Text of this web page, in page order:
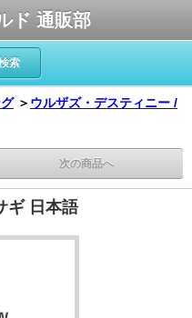
ド 通販部
索
＞ ウルザズ・デスティニー /
次の商品へ
ギ 日本語